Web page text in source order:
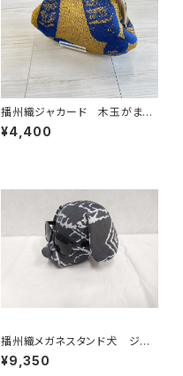
播州織ジャカード 木玉がまぐ
ち
¥4,400
播州織メガネスタンド犬 ジャ
カード C/#グレー
¥9,350